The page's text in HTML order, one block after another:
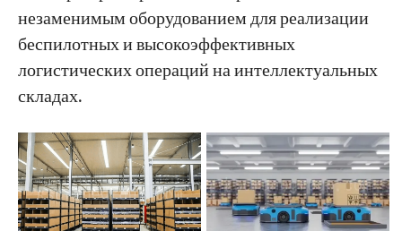
незаменимым оборудованием для реализации
беспилотных и высокоэффективных
логистических операций на интеллектуальных
складах.